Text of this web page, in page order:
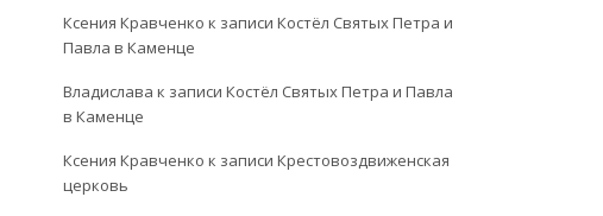
Ксения Кравченко к записи Костёл Святых Петра и
Павла в Каменце
Владислава к записи Костёл Святых Петра и Павла
в Каменце
Ксения Кравченко к записи Крестовоздвиженская
церковь